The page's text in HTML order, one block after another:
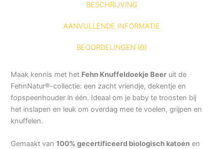
BESCHRIJVING
AANVULLENDE INFORMATIE
BEOORDELINGEN (0)
Maak kennis met het Fehn Knuffeldoekje Beer uit de
FehnNatur®-collectie: een zacht vriendje, dekentje en
fopspeenhouder in één. Ideaal om je baby te troosten bij
het inslapen en leuk om overdag mee te voelen, grijpen en
knuffelen.
Gemaakt van100% gecertificeerd biologisch katoen en